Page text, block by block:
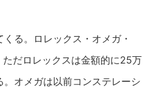
る。ロレックス・オメガ・
だロレックスは金額的に25万
オメガは以前コンステレーシ